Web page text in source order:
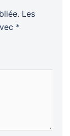
Les
*